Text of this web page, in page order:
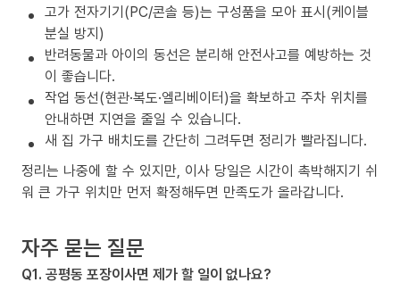
고가 전자기기(PC/콘솔 등)는 구성품을 모아 표시(케이블
분실 방지)
반려동물과 아이의 동선은 분리해 안전사고를 예방하는 것
이 좋습니다.
작업 동선(현관·복도·엘리베이터)을 확보하고 주차 위치를
안내하면 지연을 줄일 수 있습니다.
새 집 가구 배치도를 간단히 그려두면 정리가 빨라집니다.
정리는 나중에 할 수 있지만, 이사 당일은 시간이 촉박해지기 쉬
워 큰 가구 위치만 먼저 확정해두면 만족도가 올라갑니다.
자주 묻는 질문
Q1. 공평동 포장이사면 제가 할 일이 없나요?